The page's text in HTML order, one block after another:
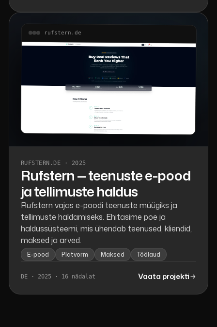
rufstern.de
RUFSTERN.DE · 2025
Rufstern — teenuste e-pood
ja tellimuste haldus
Rufstern vajas e-poodi teenuste müügiks ja
tellimuste haldamiseks. Ehitasime poe ja
haldussüsteemi, mis ühendab teenused, kliendid,
maksed ja arved.
E-pood Platvorm Maksed Töölaud
DE · 2025 · 16 nädalat Vaata projekti